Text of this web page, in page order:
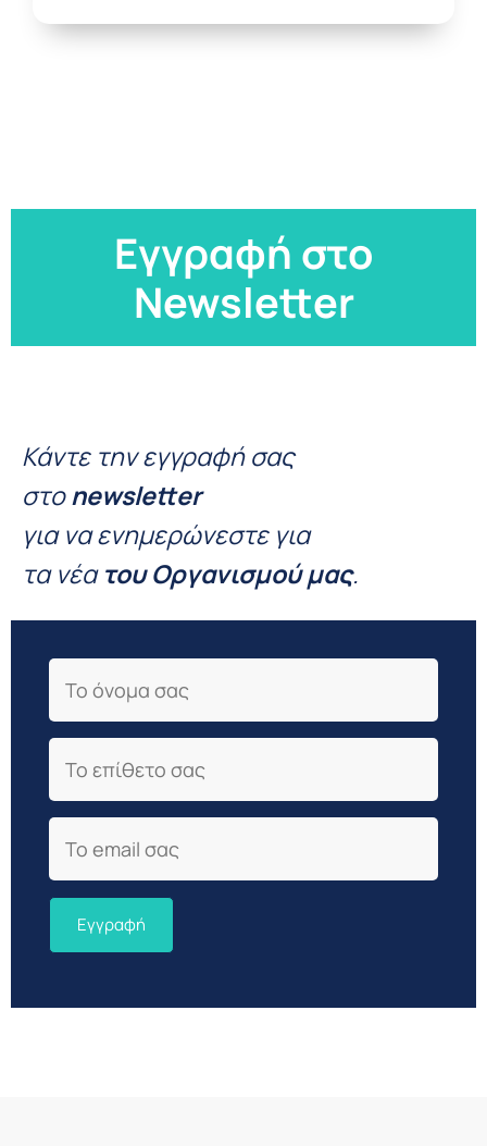
Εγγραφή στο
Newsletter
Κάντε την εγγραφή σας
στοnewsletter
για να ενημερώνεστε για
τα νέατου Οργανισμού μας.